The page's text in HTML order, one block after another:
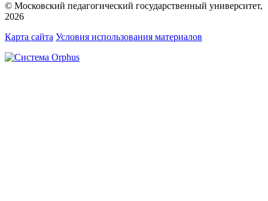
© Московский педагогический государственный университет,
2026
Карта сайта Условия использования материалов